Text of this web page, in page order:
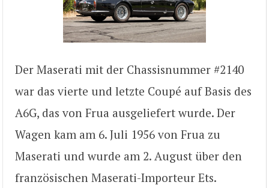
Der Maserati mit der Chassisnummer #2140
war das vierte und letzte Coupé auf Basis des
A6G, das von Frua ausgeliefert wurde. Der
Wagen kam am 6. Juli 1956 von Frua zu
Maserati und wurde am 2. August über den
französischen Maserati-Importeur Ets.